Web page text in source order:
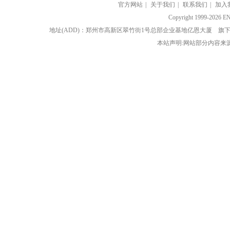
官方网站 关于我们 联系我们
加入
Copyright 1999-2026
地址(ADD)：郑州市高新区翠竹街1号总部企业基地亿恩大厦 旗
本站声明:网站部分内容来